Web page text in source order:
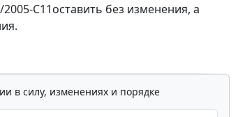
С11оставить без изменения, а
в силу, изменениях и порядке